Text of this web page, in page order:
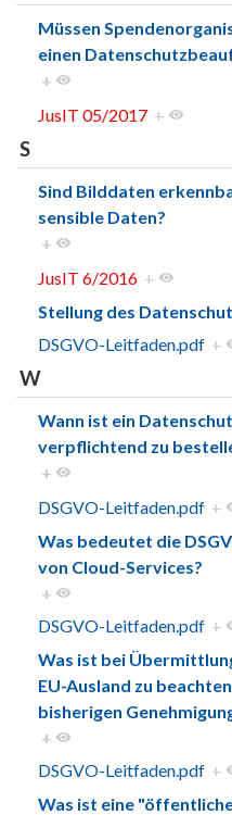
Müssen
einen
+
JusIT 05/2017 +
S
Sind Bilddaten
sensible Daten?
+
JusIT 6/2016 +
Stellung des
DSGVO-Leitfaden.pdf +
W
Wann ist ein
verpflichtend zu
+
DSGVO-Leitfaden.pdf +
Was bedeutet die
von Cloud-Services?
+
DSGVO-Leitfaden.pdf +
Was ist bei
EU-Ausland zu
bisherigen
+
DSGVO-Leitfaden.pdf +
Was ist eine